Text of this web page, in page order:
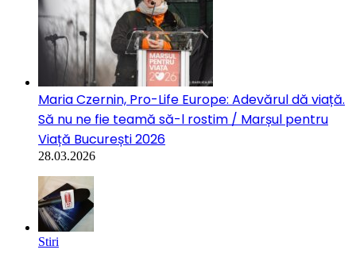
Maria Czernin, Pro-Life Europe: Adevărul dă viață.
Să nu ne fie teamă să-l rostim / Marșul pentru
Viață București 2026
28.03.2026
Stiri